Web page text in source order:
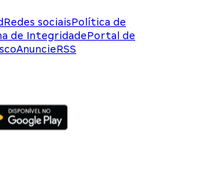
Redes sociaisPolítica de
de IntegridadePortal de
AnuncieRSS